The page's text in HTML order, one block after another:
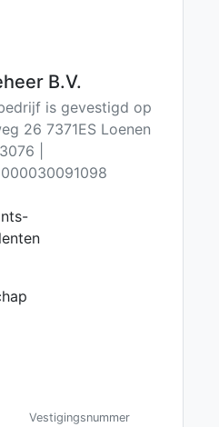
B.V.
is gevestigd op
26 7371ES Loenen
|
Vestigingsnummer